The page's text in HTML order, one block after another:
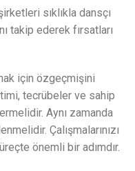
sıklıkla dansçı
takip ederek fırsatları
için özgeçmişini
tecrübeler ve sahip
Aynı zamanda
Çalışmalarınızı
önemli bir adımdır.